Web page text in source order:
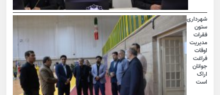
شهرداری
ستون
فقرات
مدیریت
اوقات
فراغت
جوانان
اراک
است